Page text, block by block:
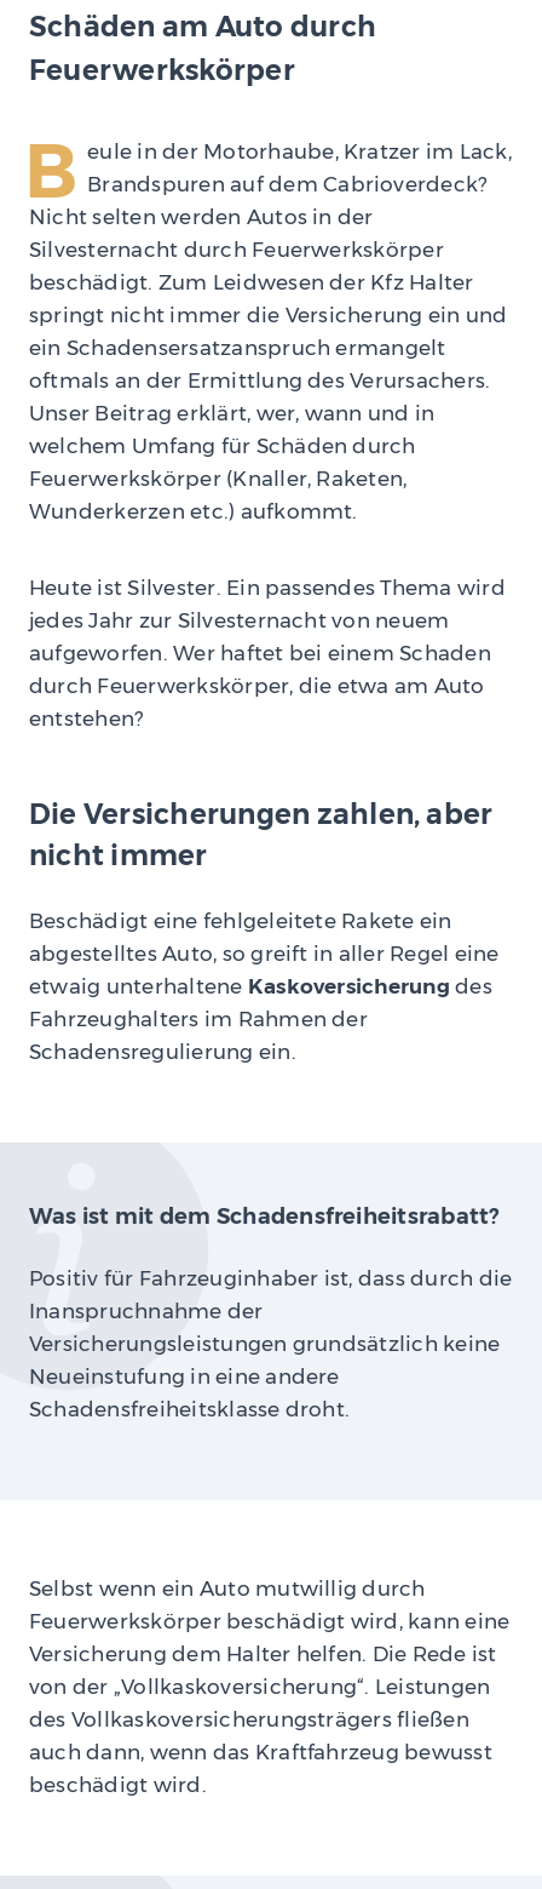
Schäden am Auto durch
Feuerwerkskörper
B eule in der Motorhaube, Kratzer im Lack,
Brandspuren auf dem Cabrioverdeck?
Nicht selten werden Autos in der
Silvesternacht durch Feuerwerkskörper
beschädigt. Zum Leidwesen der Kfz Halter
springt nicht immer die Versicherung ein und
ein Schadensersatzanspruch ermangelt
oftmals an der Ermittlung des Verursachers.
Unser Beitrag erklärt, wer, wann und in
welchem Umfang für Schäden durch
Feuerwerkskörper (Knaller, Raketen,
Wunderkerzen etc.) aufkommt.
Heute ist Silvester. Ein passendes Thema wird
jedes Jahr zur Silvesternacht von neuem
aufgeworfen. Wer haftet bei einem Schaden
durch Feuerwerkskörper, die etwa am Auto
entstehen?
Die Versicherungen zahlen, aber
nicht immer
Beschädigt eine fehlgeleitete Rakete ein
abgestelltes Auto, so greift in aller Regel eine
etwaig unterhaltene Kaskoversicherung des
Fahrzeughalters im Rahmen der
Schadensregulierung ein.
Was ist mit dem Schadensfreiheitsrabatt?
Positiv für Fahrzeuginhaber ist, dass durch die
Inanspruchnahme der
Versicherungsleistungen grundsätzlich keine
Neueinstufung in eine andere
Schadensfreiheitsklasse droht.
Selbst wenn ein Auto mutwillig durch
Feuerwerkskörper beschädigt wird, kann eine
Versicherung dem Halter helfen. Die Rede ist
von der „Vollkaskoversicherung“. Leistungen
des Vollkaskoversicherungsträgers fließen
auch dann, wenn das Kraftfahrzeug bewusst
beschädigt wird.